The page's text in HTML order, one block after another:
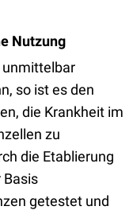
Nutzung
unmittelbar
so ist es den
die Krankheit im
zu
die Etablierung
Basis
getestet und